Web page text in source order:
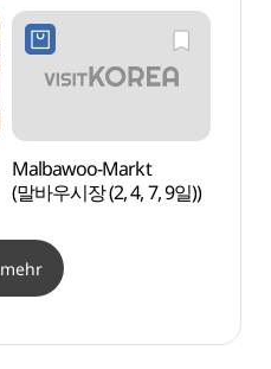
Malbawoo-Markt
(말바우시장 (2, 4, 7, 9일))
mehr